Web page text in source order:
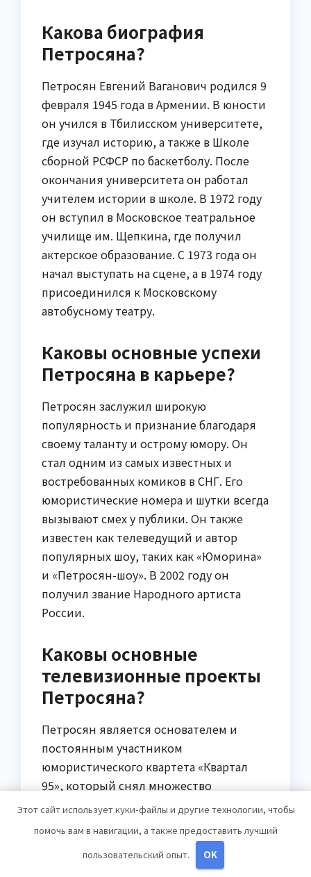
Какова биография
Петросяна?
Петросян Евгений Ваганович родился 9
февраля 1945 года в Армении. В юности
он учился в Тбилисском университете,
где изучал историю, а также в Школе
сборной РСФСР по баскетболу. После
окончания университета он работал
учителем истории в школе. В 1972 году
он вступил в Московское театральное
училище им. Щепкина, где получил
актерское образование. С 1973 года он
начал выступать на сцене, а в 1974 году
присоединился к Московскому
автобусному театру.
Каковы основные успехи
Петросяна в карьере?
Петросян заслужил широкую
популярность и признание благодаря
своему таланту и острому юмору. Он
стал одним из самых известных и
востребованных комиков в СНГ. Его
юмористические номера и шутки всегда
вызывают смех у публики. Он также
известен как телеведущий и автор
популярных шоу, таких как «Юморина»
и «Петросян-шоу». В 2002 году он
получил звание Народного артиста
России.
Каковы основные
телевизионные проекты
Петросяна?
Петросян является основателем и
постоянным участником
юмористического квартета «Квартал
95», который снял множество
популярных телевизионных проектов,
один», «На троих» и другие. Он также
вел свое собственное шоу «Петросян-
Этот сайт использует куки-файлы и другие технологии, чтобы
помочь вам в навигации, а также предоставить лучший
пользовательский опыт.
OK